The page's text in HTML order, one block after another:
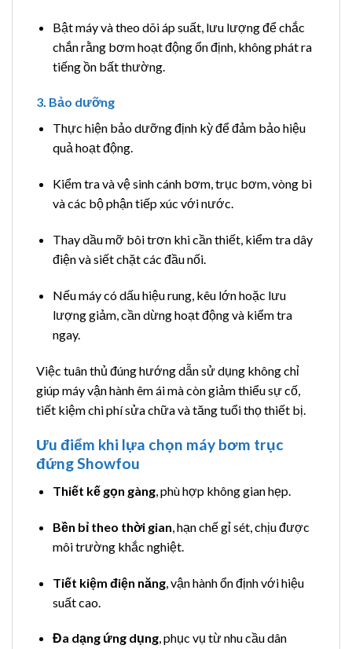
Bật máy và theo dõi áp suất, lưu lượng để chắc
chắn rằng bơm hoạt động ổn định, không phát ra
tiếng ồn bất thường.
3. Bảo dưỡng
Thực hiện bảo dưỡng định kỳ để đảm bảo hiệu
quả hoạt động.
Kiểm tra và vệ sinh cánh bơm, trục bơm, vòng bi
và các bộ phận tiếp xúc với nước.
Thay dầu mỡ bôi trơn khi cần thiết, kiểm tra dây
điện và siết chặt các đầu nối.
Nếu máy có dấu hiệu rung, kêu lớn hoặc lưu
lượng giảm, cần dừng hoạt động và kiểm tra
ngay.
Việc tuân thủ đúng hướng dẫn sử dụng không chỉ
giúp máy vận hành êm ái mà còn giảm thiểu sự cố,
tiết kiệm chi phí sửa chữa và tăng tuổi thọ thiết bị.
Ưu điểm khi lựa chọn máy bơm trục
đứng Showfou
Thiết kế gọn gàng, phù hợp không gian hẹp.
Bền bỉ theo thời gian, hạn chế gỉ sét, chịu được
môi trường khắc nghiệt.
Tiết kiệm điện năng, vận hành ổn định với hiệu
suất cao.
Đa dạng ứng dụng, phục vụ từ nhu cầu dân